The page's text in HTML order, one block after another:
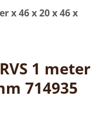
x 46 x 20 x 46 x
1 meter
714935